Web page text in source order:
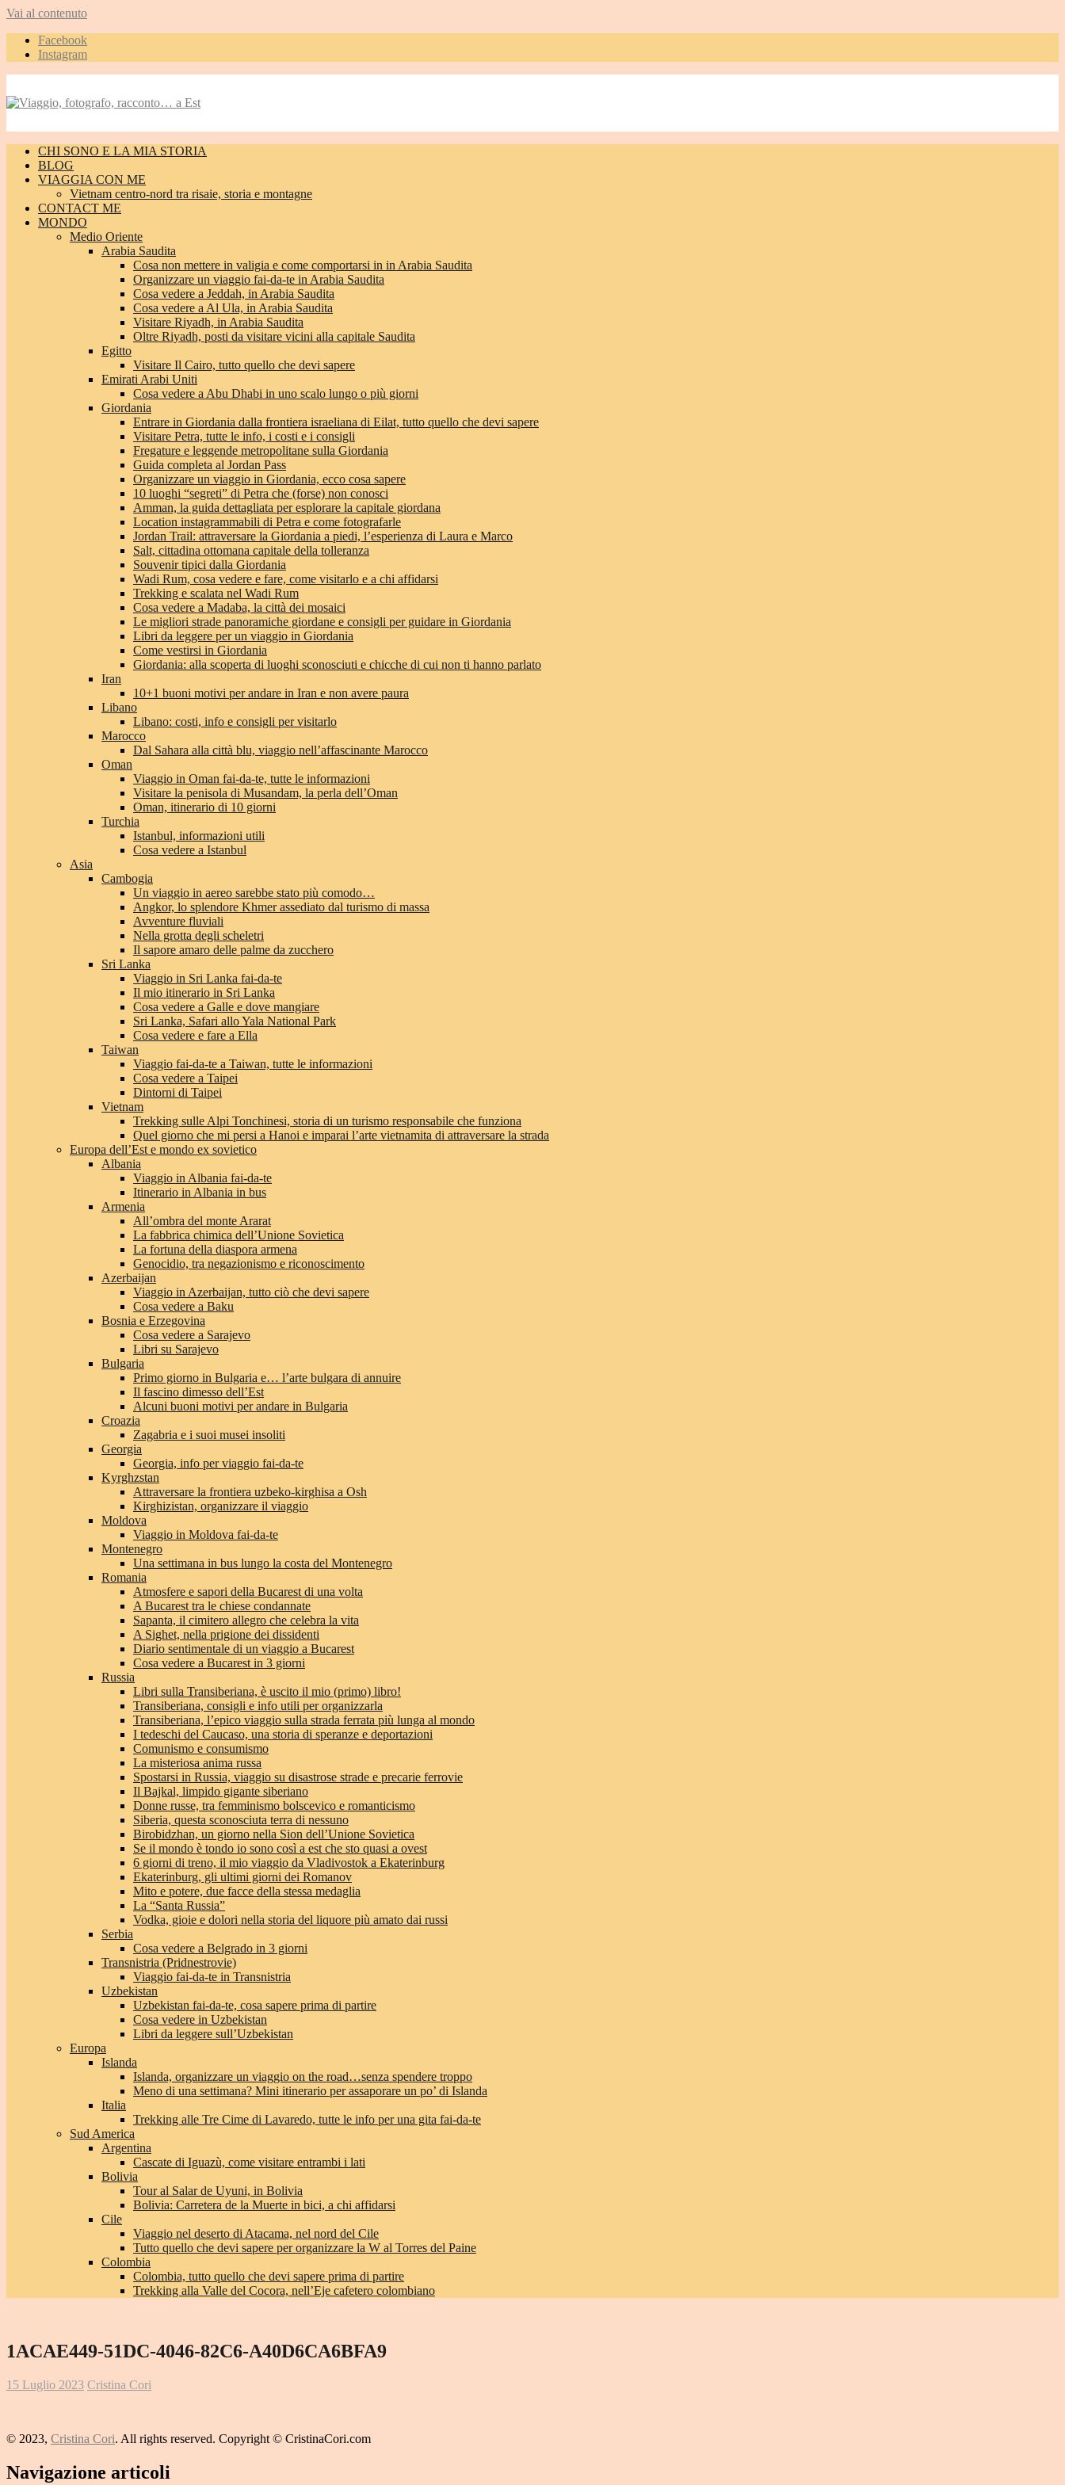
Vai al contenuto
Facebook
Instagram
CHI SONO E LA MIA STORIA
BLOG
VIAGGIA CON ME
Vietnam centro-nord tra risaie, storia e montagne
CONTACT ME
MONDO
Medio Oriente
Arabia Saudita
Cosa non mettere in valigia e come comportarsi in in Arabia Saudita
Organizzare un viaggio fai-da-te in Arabia Saudita
Cosa vedere a Jeddah, in Arabia Saudita
Cosa vedere a Al Ula, in Arabia Saudita
Visitare Riyadh, in Arabia Saudita
Oltre Riyadh, posti da visitare vicini alla capitale Saudita
Egitto
Visitare Il Cairo, tutto quello che devi sapere
Emirati Arabi Uniti
Cosa vedere a Abu Dhabi in uno scalo lungo o più giorni
Giordania
Entrare in Giordania dalla frontiera israeliana di Eilat, tutto quello che devi sapere
Visitare Petra, tutte le info, i costi e i consigli
Fregature e leggende metropolitane sulla Giordania
Guida completa al Jordan Pass
Organizzare un viaggio in Giordania, ecco cosa sapere
10 luoghi “segreti” di Petra che (forse) non conosci
Amman, la guida dettagliata per esplorare la capitale giordana
Location instagrammabili di Petra e come fotografarle
Jordan Trail: attraversare la Giordania a piedi, l’esperienza di Laura e Marco
Salt, cittadina ottomana capitale della tolleranza
Souvenir tipici dalla Giordania
Wadi Rum, cosa vedere e fare, come visitarlo e a chi affidarsi
Trekking e scalata nel Wadi Rum
Cosa vedere a Madaba, la città dei mosaici
Le migliori strade panoramiche giordane e consigli per guidare in Giordania
Libri da leggere per un viaggio in Giordania
Come vestirsi in Giordania
Giordania: alla scoperta di luoghi sconosciuti e chicche di cui non ti hanno parlato
Iran
10+1 buoni motivi per andare in Iran e non avere paura
Libano
Libano: costi, info e consigli per visitarlo
Marocco
Dal Sahara alla città blu, viaggio nell’affascinante Marocco
Oman
Viaggio in Oman fai-da-te, tutte le informazioni
Visitare la penisola di Musandam, la perla dell’Oman
Oman, itinerario di 10 giorni
Turchia
Istanbul, informazioni utili
Cosa vedere a Istanbul
Asia
Cambogia
Un viaggio in aereo sarebbe stato più comodo…
Angkor, lo splendore Khmer assediato dal turismo di massa
Avventure fluviali
Nella grotta degli scheletri
Il sapore amaro delle palme da zucchero
Sri Lanka
Viaggio in Sri Lanka fai-da-te
Il mio itinerario in Sri Lanka
Cosa vedere a Galle e dove mangiare
Sri Lanka, Safari allo Yala National Park
Cosa vedere e fare a Ella
Taiwan
Viaggio fai-da-te a Taiwan, tutte le informazioni
Cosa vedere a Taipei
Dintorni di Taipei
Vietnam
Trekking sulle Alpi Tonchinesi, storia di un turismo responsabile che funziona
Quel giorno che mi persi a Hanoi e imparai l’arte vietnamita di attraversare la strada
Europa dell’Est e mondo ex sovietico
Albania
Viaggio in Albania fai-da-te
Itinerario in Albania in bus
Armenia
All’ombra del monte Ararat
La fabbrica chimica dell’Unione Sovietica
La fortuna della diaspora armena
Genocidio, tra negazionismo e riconoscimento
Azerbaijan
Viaggio in Azerbaijan, tutto ciò che devi sapere
Cosa vedere a Baku
Bosnia e Erzegovina
Cosa vedere a Sarajevo
Libri su Sarajevo
Bulgaria
Primo giorno in Bulgaria e… l’arte bulgara di annuire
Il fascino dimesso dell’Est
Alcuni buoni motivi per andare in Bulgaria
Croazia
Zagabria e i suoi musei insoliti
Georgia
Georgia, info per viaggio fai-da-te
Kyrghzstan
Attraversare la frontiera uzbeko-kirghisa a Osh
Kirghizistan, organizzare il viaggio
Moldova
Viaggio in Moldova fai-da-te
Montenegro
Una settimana in bus lungo la costa del Montenegro
Romania
Atmosfere e sapori della Bucarest di una volta
A Bucarest tra le chiese condannate
Sapanta, il cimitero allegro che celebra la vita
A Sighet, nella prigione dei dissidenti
Diario sentimentale di un viaggio a Bucarest
Cosa vedere a Bucarest in 3 giorni
Russia
Libri sulla Transiberiana, è uscito il mio (primo) libro!
Transiberiana, consigli e info utili per organizzarla
Transiberiana, l’epico viaggio sulla strada ferrata più lunga al mondo
I tedeschi del Caucaso, una storia di speranze e deportazioni
Comunismo e consumismo
La misteriosa anima russa
Spostarsi in Russia, viaggio su disastrose strade e precarie ferrovie
Il Bajkal, limpido gigante siberiano
Donne russe, tra femminismo bolscevico e romanticismo
Siberia, questa sconosciuta terra di nessuno
Birobidzhan, un giorno nella Sion dell’Unione Sovietica
Se il mondo è tondo io sono così a est che sto quasi a ovest
6 giorni di treno, il mio viaggio da Vladivostok a Ekaterinburg
Ekaterinburg, gli ultimi giorni dei Romanov
Mito e potere, due facce della stessa medaglia
La “Santa Russia”
Vodka, gioie e dolori nella storia del liquore più amato dai russi
Serbia
Cosa vedere a Belgrado in 3 giorni
Transnistria (Pridnestrovie)
Viaggio fai-da-te in Transnistria
Uzbekistan
Uzbekistan fai-da-te, cosa sapere prima di partire
Cosa vedere in Uzbekistan
Libri da leggere sull’Uzbekistan
Europa
Islanda
Islanda, organizzare un viaggio on the road…senza spendere troppo
Meno di una settimana? Mini itinerario per assaporare un po’ di Islanda
Italia
Trekking alle Tre Cime di Lavaredo, tutte le info per una gita fai-da-te
Sud America
Argentina
Cascate di Iguazù, come visitare entrambi i lati
Bolivia
Tour al Salar de Uyuni, in Bolivia
Bolivia: Carretera de la Muerte in bici, a chi affidarsi
Cile
Viaggio nel deserto di Atacama, nel nord del Cile
Tutto quello che devi sapere per organizzare la W al Torres del Paine
Colombia
Colombia, tutto quello che devi sapere prima di partire
Trekking alla Valle del Cocora, nell’Eje cafetero colombiano
1ACAE449-51DC-4046-82C6-A40D6CA6BFA9
15 Luglio 2023 Cristina Cori
© 2023, Cristina Cori. All rights reserved. Copyright © CristinaCori.com
Navigazione articoli